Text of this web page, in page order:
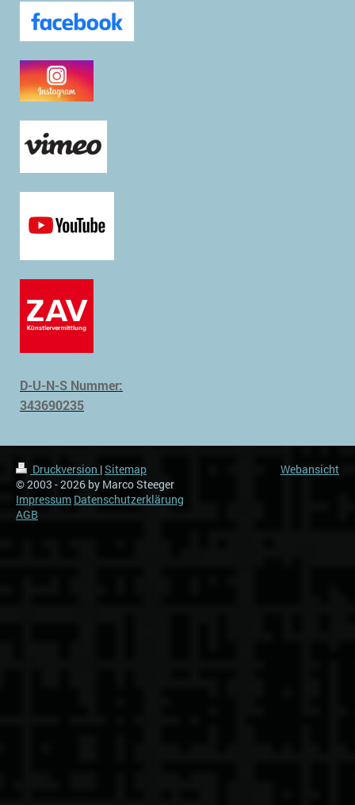
D-U-N-S Nummer:
343690235
Druckversion |Sitemap
© 2003 - 2026 by Marco Steeger
Impressum Datenschutzerklärung
AGB
Webansicht